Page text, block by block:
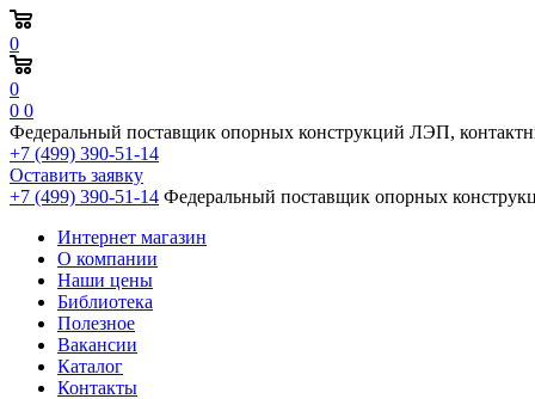
0
0
0 0
Федеральный поставщик опорных конструкций ЛЭП,
+7 (499) 390-51-14
Оставить заявку
+7 (499) 390-51-14 Федеральный поставщик опорных
Интернет магазин
О компании
Наши цены
Библиотека
Полезное
Вакансии
Каталог
Контакты